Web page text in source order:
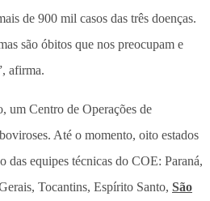
de 900 mil casos das três doenças.
são óbitos que nos preocupam e
afirma.
um Centro de Operações de
Até o momento, oito estados
das equipes técnicas do COE: Paraná,
Tocantins, Espírito Santo, São